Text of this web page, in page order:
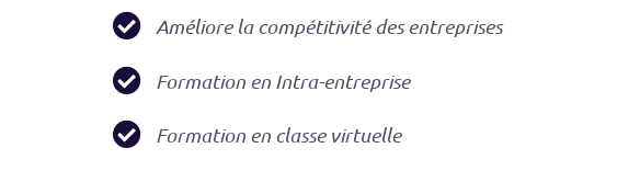
Améliore la compétitivité des entreprises
Formation en Intra-entreprise
Formation en classe virtuelle